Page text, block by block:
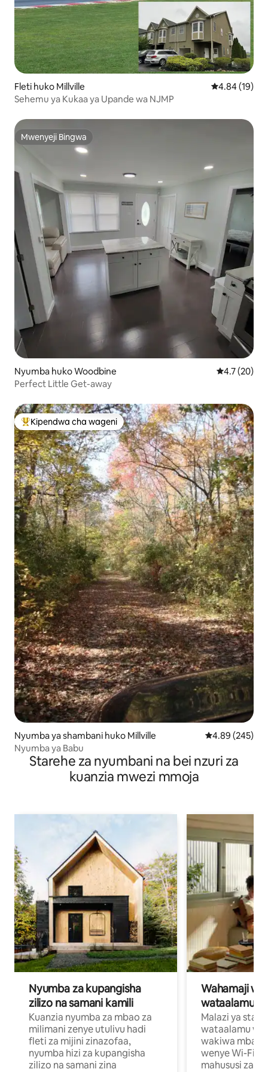
Fleti huko Millville Ukadiriaji wa
4.84 (19)
Sehemu ya Kukaa ya Upande wa NJMP
Mwenyeji Bingwa
Mwenyeji Bingwa
Nyumba huko Woodbine Ukadiriaji
4.7 (20)
Perfect Little Get-away
Kipendwa maarufu cha wageni
Kipendwa cha wageni
Nyumba ya shambani huko Millville Ukadiriaji wa
4.89 (245)
Nyumba ya Babu
Starehe za nyumbani na bei nzuri za
kuanzia mwezi mmoja
Nyumba za kupangisha
zilizo na samani kamili
Kuanzia nyumba za mbao za
milimani zenye utulivu hadi
fleti za mijini zinazofaa,
nyumba hizi za kupangisha
zilizo na samani zina
Wahamaji
wataalamu
Malazi ya
wataalamu
wakiwa mbali
wenye Wi-Fi
mahususi za